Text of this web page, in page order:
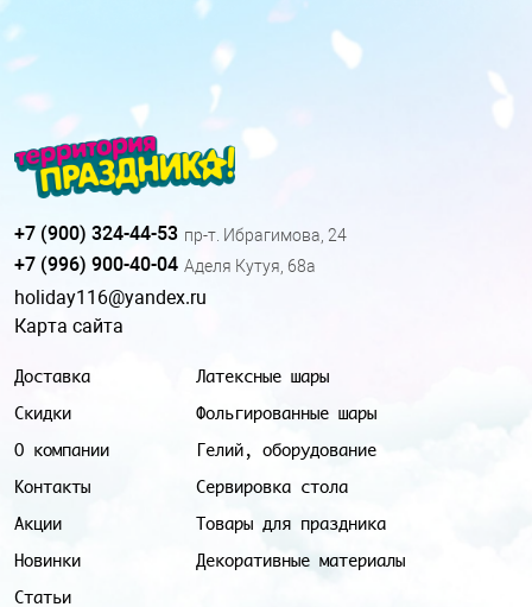
Доставка
Скидки
О компании
Контакты
Акции
Новинки
Статьи
Латексные шары
Фольгированные шары
Гелий, оборудование
Сервировка стола
Товары для праздника
Декоративные материалы
+7 (900) 324-44-53 пр-т. Ибрагимова, 24
+7 (996) 900-40-04 Аделя Кутуя, 68а
holiday116@yandex.ru
Карта сайта